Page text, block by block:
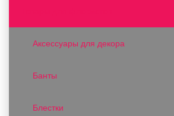
Аксессуары для декора
Банты
Блестки